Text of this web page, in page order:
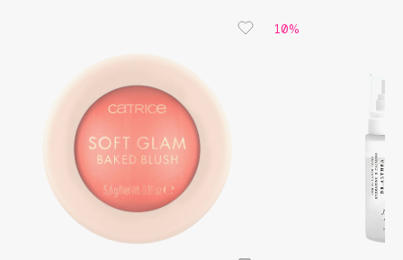
Biodance
Bioderma
Biomed
Biorepair
Blanx
10%